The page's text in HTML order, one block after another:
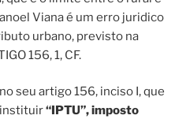
Viana é um erro juridico
urbano, previsto na
156, 1, CF.
seu artigo 156, inciso I, que
“IPTU”, imposto